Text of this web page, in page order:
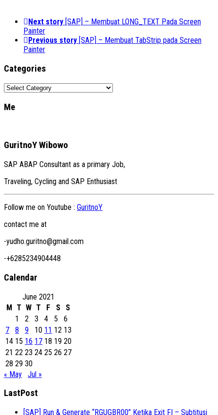
Next story [SAP] – Membuat LONG_TEXT Pada Screen
Painter
Previous story [SAP] – Membuat TabStrip pada Screen
Painter
Categories
Categories
Me
GuritnoY Wibowo
SAP ABAP Consultant as a primary Job,
Traveling, Cycling and SAP Enthusiast
Follow me on Youtube : GuritnoY
contact me at
-yudho.guritno@gmail.com
-+6285234904448
Calendar
June 2021
M T W T F S
S
1
2 3 4 5
6
7
8 9 10 11 12 13
14 15 16 17 18 19 20
21 22 23 24 25 26 27
28 29 30
« May
Jul »
LastPost
[SAP] Run & Generate “RGUGBR00” Ketika Exit FI – Subtitusi